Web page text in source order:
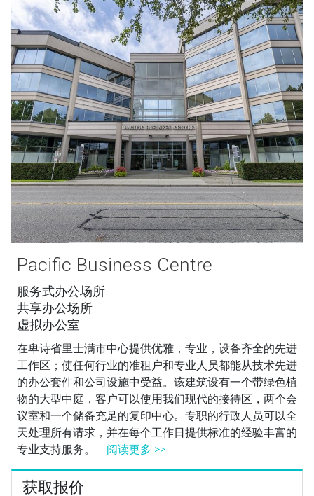
Pacific Business Centre
服务式办公场所
共享办公场所
虚拟办公室
在卑诗省里士满市中心提供优雅，专业，设备齐全的先进
工作区；使任何行业的准租户和专业人员都能从技术先进
的办公套件和公司设施中受益。该建筑设有一个带绿色植
物的大型中庭，客户可以使用我们现代的接待区，两个会
议室和一个储备充足的复印中心。专职的行政人员可以全
天处理所有请求，并在每个工作日提供标准的经验丰富的
专业支持服务。... 阅读更多 >>
获取报价